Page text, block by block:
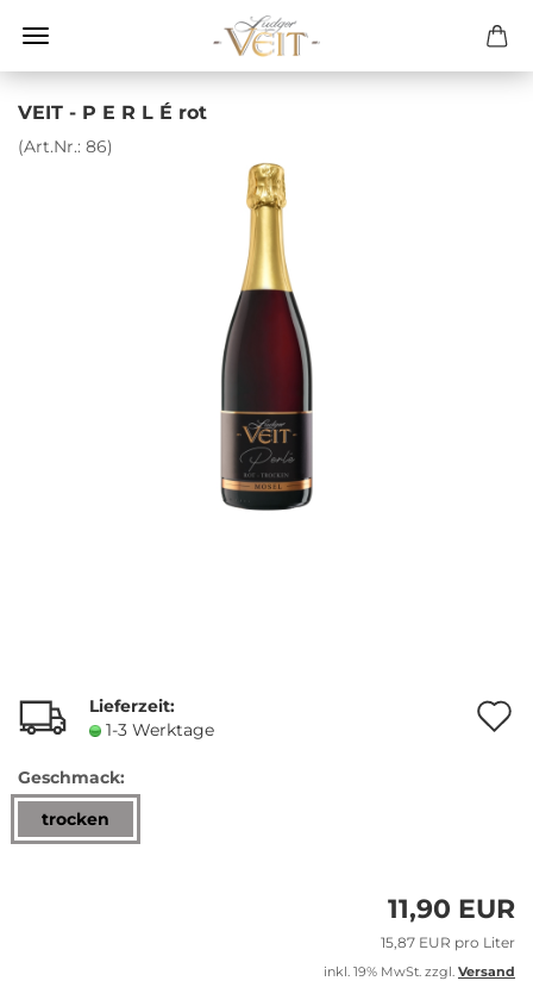
VEIT - P E R L É rot
(Art.Nr.: 86)
Lieferzeit:
1-3 Werktage
Geschmack:
trocken
11,90 EUR
15,87 EUR pro Liter
inkl. 19% MwSt. zzgl. Versand